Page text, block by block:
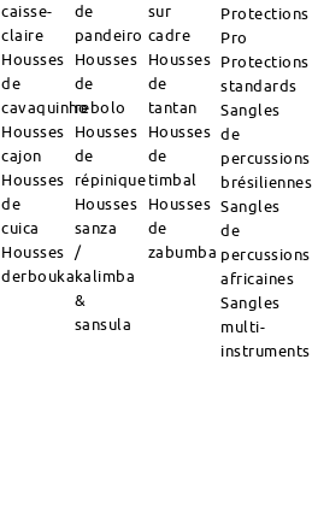
caisse-
claire
Housses
de
cavaquinho
Housses
cajon
Housses
de
cuica
Housses
derbouka
de
pandeiro
Housses
de
rebolo
Housses
de
répinique
Housses
sanza
/
kalimba
&
sansula
sur
cadre
Housses
de
tantan
Housses
de
timbal
Housses
de
zabumba
Protections
Pro
Protections
standards
Sangles
de
percussions
brésiliennes
Sangles
de
percussions
africaines
Sangles
multi-
instruments